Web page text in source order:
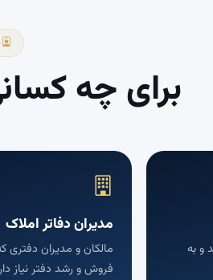
برای چه
و به
مدیران دفاتر املاک
مالکان و مدیران دفتری
فروش و رشد دفتر نیاز